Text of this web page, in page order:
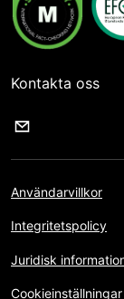
Kontakta oss
Användarvillkor
Integritetspolicy
Juridisk
Cookieinställningar